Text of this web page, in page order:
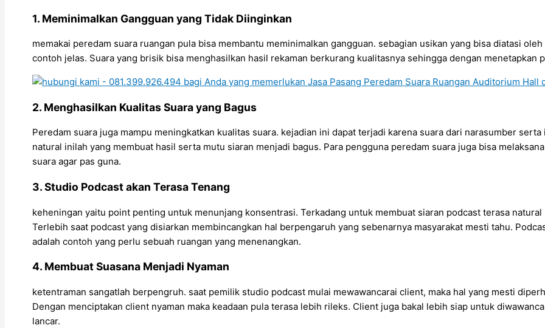
1. Meminimalkan Gangguan yang Tidak Diinginkan
memakai peredam suara ruangan pula bisa membantu meminimalkan gangguan. sebagian usikan yang bisa diatasi
contoh jelas. Suara yang brisik bisa menghasilkan hasil rekaman berkurang kualitasnya sehingga dengan menetapkan
2. Menghasilkan Kualitas Suara yang Bagus
Peredam suara juga mampu meningkatkan kualitas suara. kejadian ini dapat terjadi karena suara dari narasumber
natural inilah yang membuat hasil serta mutu siaran menjadi bagus. Para pengguna peredam suara juga bisa
suara agar pas guna.
3. Studio Podcast akan Terasa Tenang
keheningan yaitu point penting untuk menunjang konsentrasi. Terkadang untuk membuat siaran podcast terasa
Terlebih saat podcast yang disiarkan membincangkan hal berpengaruh yang sebenarnya masyarakat mesti tahu.
adalah contoh yang perlu sebuah ruangan yang menenangkan.
4. Membuat Suasana Menjadi Nyaman
ketentraman sangatlah berpengruh. saat pemilik studio podcast mulai mewawancarai client, maka hal yang mesti
Dengan menciptakan client nyaman maka keadaan pula terasa lebih rileks. Client juga bakal lebih siap untuk
lancar.